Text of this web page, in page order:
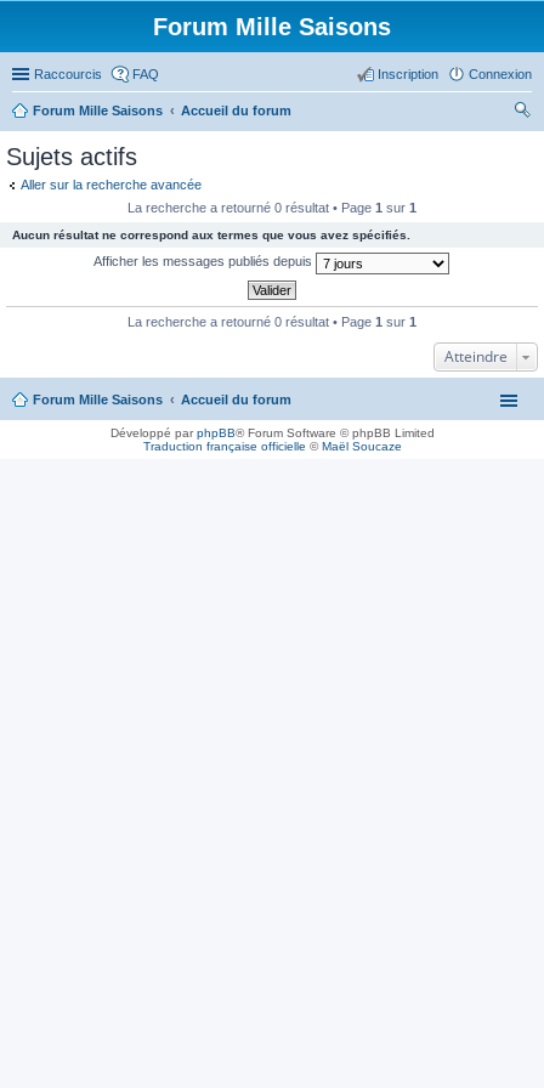
Forum Mille Saisons
Raccourcis FAQ Connexion
Inscription
Forum Mille Saisons
Accueil du forum
Sujets actifs
Aller sur la recherche avancée
La recherche a retourné 0 résultat • Page 1 sur 1
Aucun résultat ne correspond aux termes que vous avez spécifiés.
Afficher les messages publiés depuis
La recherche a retourné 0 résultat • Page 1 sur 1
Atteindre
Forum Mille Saisons Accueil du forum
Développé parphpBB® Forum Software © phpBB Limited
Traduction française officielle ©Maël Soucaze